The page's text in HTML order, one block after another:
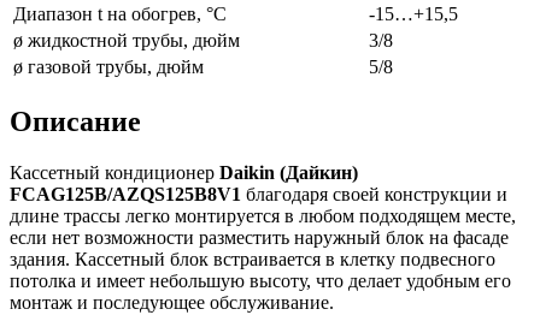
Диапазон t на обогрев, °С
-15…+15,5
ø жидкостной трубы, дюйм
3/8
ø газовой трубы, дюйм
5/8
Описание
Кассетный кондиционер Daikin (Дайкин)
FCAG125B/AZQS125B8V1 благодаря своей конструкции и
длине трассы легко монтируется в любом подходящем месте,
если нет возможности разместить наружный блок на фасаде
здания. Кассетный блок встраивается в клетку подвесного
потолка и имеет небольшую высоту, что делает удобным его
монтаж и последующее обслуживание.